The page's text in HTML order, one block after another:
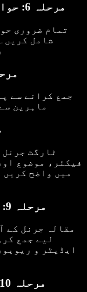
مرحلہ 6: حوالہ جات اور اختصارات شامل کریں
تمام ضروری
شامل
مرحلہ 7: شریک
جمع کرانے سے
ماہرین
ٹارگٹ جرنل
فیکٹر، موضوع
میں واضح کریں
مرحلہ 9: پیئر ریویو کے لیے جمع کروائیں
مقالہ جرنل کے
لیے جمع
ایڈیٹر و
مرحلہ 10: پروف ریڈنگ اور حتمی جمع آوری